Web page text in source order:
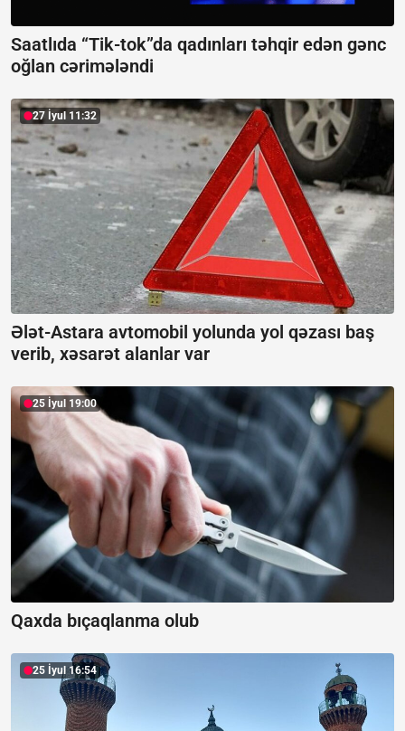
Saatlıda “Tik-tok”da qadınları təhqir edən gənc
oğlan cərimələndi
27 İyul 11:32
Ələt-Astara avtomobil yolunda yol qəzası baş
verib, xəsarət alanlar var
25 İyul 19:00
Qaxda bıçaqlanma olub
25 İyul 16:54